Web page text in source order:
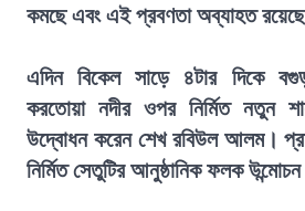
কমছে এবং এই প্রবণতা অব্যাহত
এদিন বিকেল সাড়ে ৪টার দিকে
করতোয়া নদীর ওপর নির্মিত নতুন
উদ্বোধন করেন শেখ রবিউল আলম।
নির্মিত সেতুটির আনুষ্ঠানিক ফলক